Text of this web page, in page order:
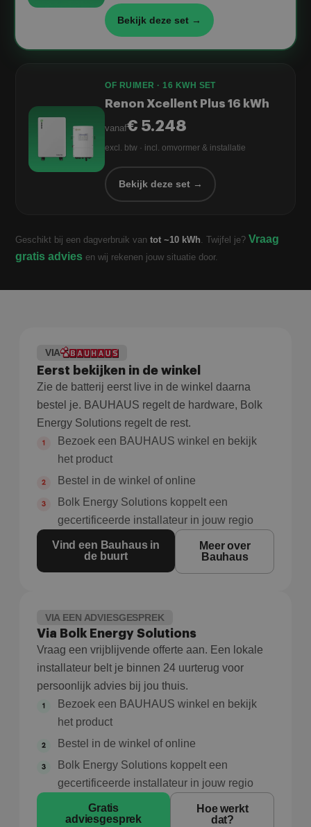
Bekijk deze set →
OF RUIMER · 16 KWH SET
Renon Xcellent Plus 16 kWh
vanaf€ 5.248
excl. btw · incl. omvormer & installatie
Bekijk deze set →
Geschikt bij een dagverbruik vantot ~10 kWh . Twijfel je? Vraag
gratis advies en wij rekenen jouw situatie door.
VIA
Eerst bekijken in de winkel
Zie de batterij eerst live in de winkel daarna
bestel je. BAUHAUS regelt de hardware, Bolk
Energy Solutions regelt de rest.
Bezoek een BAUHAUS winkel en bekijk
het product
Bestel in de winkel of online
Bolk Energy Solutions koppelt een
gecertificeerde installateur in jouw regio
Vind een Bauhaus in
de buurt
Meer over
Bauhaus
VIA EEN ADVIESGESPREK
Via Bolk Energy Solutions
Vraag een vrijblijvende offerte aan. Een lokale
installateur belt je binnen 24 uurterug voor
persoonlijk advies bij jou thuis.
Bezoek een BAUHAUS winkel en bekijk
het product
Bestel in de winkel of online
Bolk Energy Solutions koppelt een
gecertificeerde installateur in jouw regio
Gratis
adviesgesprek
Hoe werkt
dat?